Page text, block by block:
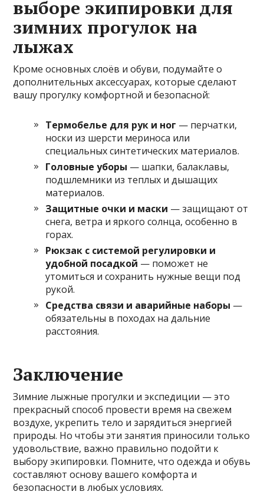
выборе экипировки для
зимних прогулок на
лыжах
Кроме основных слоёв и обуви, подумайте о
дополнительных аксессуарах, которые сделают
вашу прогулку комфортной и безопасной:
Термобелье для рук и ног — перчатки,
носки из шерсти мериноса или
специальных синтетических материалов.
Головные уборы — шапки, балаклавы,
подшлемники из теплых и дышащих
материалов.
Защитные очки и маски — защищают от
снега, ветра и яркого солнца, особенно в
горах.
Рюкзак с системой регулировки и
удобной посадкой — поможет не
утомиться и сохранить нужные вещи под
рукой.
Средства связи и аварийные наборы —
обязательны в походах на дальние
расстояния.
Заключение
Зимние лыжные прогулки и экспедиции — это
прекрасный способ провести время на свежем
воздухе, укрепить тело и зарядиться энергией
природы. Но чтобы эти занятия приносили только
удовольствие, важно правильно подойти к
выбору экипировки. Помните, что одежда и обувь
составляют основу вашего комфорта и
безопасности в любых условиях.